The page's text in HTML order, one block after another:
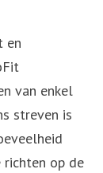
en
van enkel
streven is
richten op de